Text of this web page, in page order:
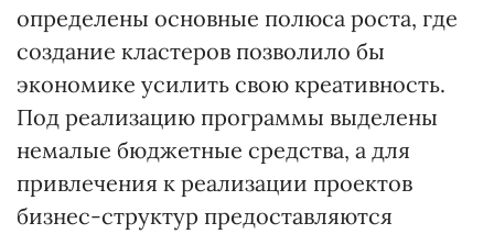
определены основные полюса роста, где
создание кластеров позволило бы
экономике усилить свою креативность.
Под реализацию программы выделены
немалые бюджетные средства, а для
привлечения к реализации проектов
бизнес-структур предоставляются